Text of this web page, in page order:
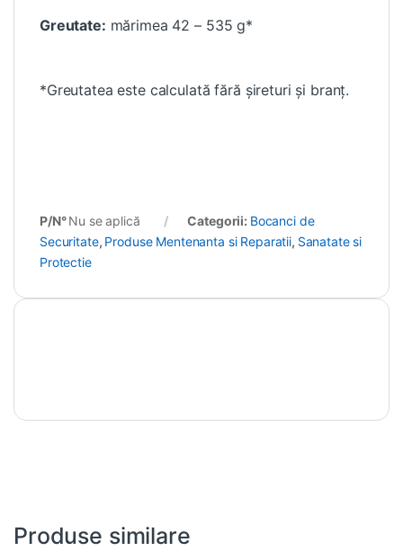
Greutate: mărimea 42 – 535 g*
*Greutatea este calculată fără șireturi și branț.
P/N°Nu se aplică Categorii: Bocanci de
Securitate, Produse Mentenanta si Reparatii, Sanatate si
Protectie
Produse similare